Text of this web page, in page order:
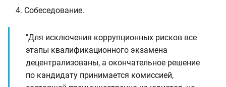
Собеседование.
"Для исключения коррупционных рисков все
этапы квалификационного экзамена
децентрализованы, а окончательное решение
по кандидату принимается комиссией,